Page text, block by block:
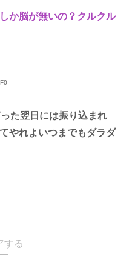
か脳が無いの？クルクル
た翌日には振り込まれ
やれよいつまでもダラダ
する